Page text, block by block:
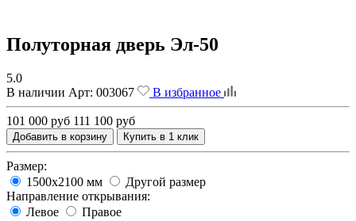
Полуторная дверь Эл-50
5.0
В наличии Арт: 003067 В избранное
101 000 руб 111 100 руб
Добавить в корзину Купить в 1 клик
Размер:
1500х2100 мм
Другой размер
Направление открывания:
Левое
Правое